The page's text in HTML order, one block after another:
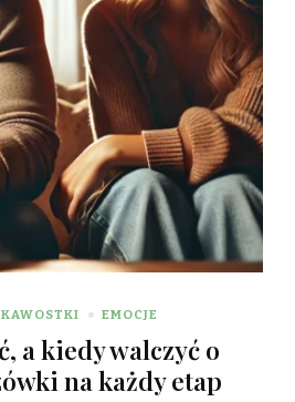
EMOCJE
a kiedy walczyć o
na każdy etap